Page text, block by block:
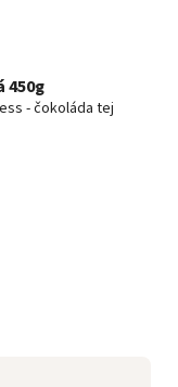
450g
- čokoláda tej